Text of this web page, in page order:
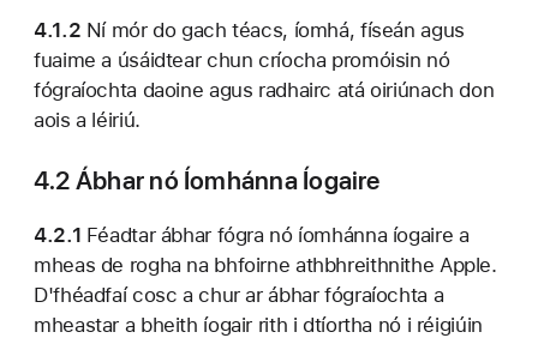
4.1.2 Ní mór do gach téacs, íomhá, físeán agus
fuaime a úsáidtear chun críocha promóisin nó
fógraíochta daoine agus radhairc atá oiriúnach don
aois a léiriú.
4.2 Ábhar nó Íomhánna Íogaire
4.2.1 Féadtar ábhar fógra nó íomhánna íogaire a
mheas de rogha na bhfoirne athbhreithnithe Apple.
D'fhéadfaí cosc a chur ar ábhar fógraíochta a
mheastar a bheith íogair rith i dtíortha nó i réigiúin